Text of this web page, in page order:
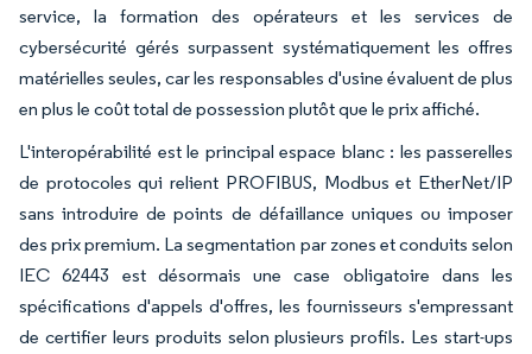
service, la formation des opérateurs et les services de
cybersécurité gérés surpassent systématiquement les offres
matérielles seules, car les responsables d'usine évaluent de plus
en plus le coût total de possession plutôt que le prix affiché.
L'interopérabilité est le principal espace blanc : les passerelles
de protocoles qui relient PROFIBUS, Modbus et EtherNet/IP
sans introduire de points de défaillance uniques ou imposer
des prix premium. La segmentation par zones et conduits selon
IEC 62443 est désormais une case obligatoire dans les
spécifications d'appels d'offres, les fournisseurs s'empressant
de certifier leurs produits selon plusieurs profils. Les start-ups